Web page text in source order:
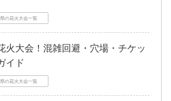
の花火大会一覧
火大会！混雑回避・穴場・チケッ
イド
の花火大会一覧